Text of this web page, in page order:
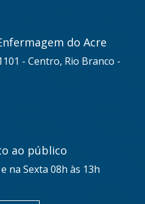
do Acre
- Centro, Rio Branco -
ao público
na Sexta 08h às 13h